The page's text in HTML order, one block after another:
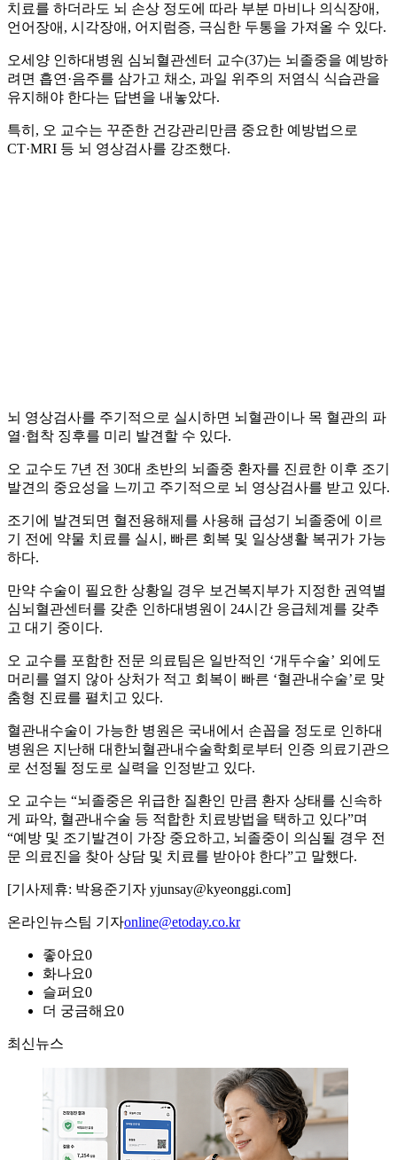
치료를 하더라도 뇌 손상 정도에 따라 부분 마비나 의식장애,
언어장애, 시각장애, 어지럼증, 극심한 두통을 가져올 수 있다.
오세양 인하대병원 심뇌혈관센터 교수(37)는 뇌졸중을 예방하
려면 흡연·음주를 삼가고 채소, 과일 위주의 저염식 식습관을
유지해야 한다는 답변을 내놓았다.
특히, 오 교수는 꾸준한 건강관리만큼 중요한 예방법으로
CT·MRI 등 뇌 영상검사를 강조했다.
뇌 영상검사를 주기적으로 실시하면 뇌혈관이나 목 혈관의 파
열·협착 징후를 미리 발견할 수 있다.
오 교수도 7년 전 30대 초반의 뇌졸중 환자를 진료한 이후 조기
발견의 중요성을 느끼고 주기적으로 뇌 영상검사를 받고 있다.
조기에 발견되면 혈전용해제를 사용해 급성기 뇌졸중에 이르
기 전에 약물 치료를 실시, 빠른 회복 및 일상생활 복귀가 가능
하다.
만약 수술이 필요한 상황일 경우 보건복지부가 지정한 권역별
심뇌혈관센터를 갖춘 인하대병원이 24시간 응급체계를 갖추
고 대기 중이다.
오 교수를 포함한 전문 의료팀은 일반적인 ‘개두수술’ 외에도
머리를 열지 않아 상처가 적고 회복이 빠른 ‘혈관내수술’로 맞
춤형 진료를 펼치고 있다.
혈관내수술이 가능한 병원은 국내에서 손꼽을 정도로 인하대
병원은 지난해 대한뇌혈관내수술학회로부터 인증 의료기관으
로 선정될 정도로 실력을 인정받고 있다.
오 교수는 “뇌졸중은 위급한 질환인 만큼 환자 상태를 신속하
게 파악, 혈관내수술 등 적합한 치료방법을 택하고 있다”며
“예방 및 조기발견이 가장 중요하고, 뇌졸중이 의심될 경우 전
문 의료진을 찾아 상담 및 치료를 받아야 한다”고 말했다.
[기사제휴: 박용준기자 yjunsay@kyeonggi.com]
온라인뉴스팀 기자online@etoday.co.kr
좋아요0
화나요0
슬퍼요0
더 궁금해요0
최신뉴스